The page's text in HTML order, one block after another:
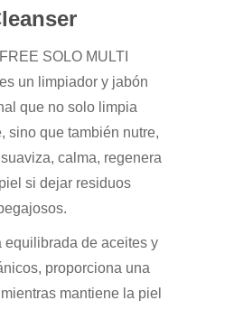
SOLO MULTI
un limpiador y jabón
que no solo limpia
sino que también nutre,
calma, regenera
si dejar residuos
equilibrada de aceites y
proporciona una
mantiene la piel